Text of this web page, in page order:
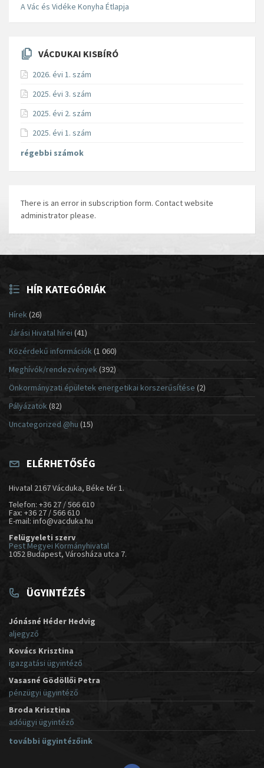
A Vác és Vidéke Konyha Étlapja
VÁCDUKAI KISBÍRÓ
2026. évi 1. szám
2025. évi 3. szám
2025. évi 2. szám
2025. évi 1. szám
régebbi számok
There is an error in subscription form. Contact website
administrator please.
HÍR KATEGÓRIÁK
Hírek(26)
Járási Hivatal hírei (41)
Közérdekű információk(1 060)
Meghívók/rendezvények (392)
Önkormányzati épületek energetikai korszerűsítése (2)
Pályázatok (82)
Uncategorized @hu (15)
ELÉRHETŐSÉG
Hivatal 2167 Vácduka, Béke tér 1.
Telefon: +36 27 / 566 610
Fax: +36 27 / 566 610
E-mail: info@vacduka.hu
Felügyeleti szerv
Pest Megyei Kormányhivatal
1052 Budapest, Városháza utca 7.
ÜGYINTÉZÉS
Jónásné Héder Hedvig
aljegyző
Kovács Krisztina
igazgatási ügyintéző
Vasasné Gödöllői Petra
pénzügyi ügyintéző
Broda Krisztina
adóügyi ügyintéző
további ügyintézőink